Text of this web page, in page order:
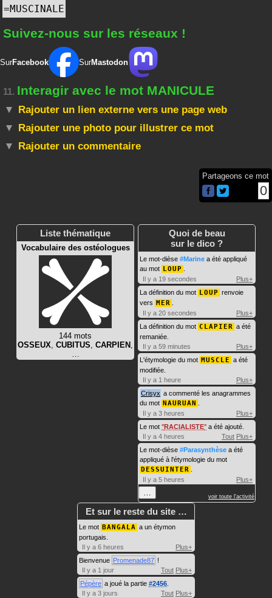
=MUSCINALE
Suivez-nous sur les réseaux !
SurFacebook SurMastodon
11. Interagir avec le mot MANICULE
Rajouter un lien externe vers une page web
Rajouter une photo pour illustrer ce mot
Rajouter un commentaire
Partageons ce mot
0
Liste thématique
Vocabulaire des ostéologues
144 mots
OSSEUX, CUBITUS, CARPIEN ,
…
Quoi de beau
sur le dico ?
Le mot-dièse #Marine a été appliqué
au mot LOUP
Il y a 19 secondes
Plus+
La définition du mot LOUP renvoie
vers MER
Il y a 20 secondes
Plus+
La définition du mot CLAPIER a été
remaniée.
Il y a 59 minutes
Plus+
L'étymologie du mot MUSCLE a été
modifiée.
Il y a 1 heure
Plus+
Crisyx a commenté les anagrammes
du mot NAURUAN
Il y a 3 heures
Plus+
Le mot RACIALISTE a été ajouté.
Il y a 4 heures
Tout Plus+
Le mot-dièse #Parasynthèse a été
appliqué à l'étymologie du mot
DESSUINTER
Il y a 5 heures
Plus+
… voir toute l'activité
Et sur le reste du site …
Le mot BANGALA a un étymon
portugais.
Il y a 6 heures
Plus+
Bienvenue Promenade87 !
Il y a 1 jour
Tout Plus+
Pépère a joué la partie #2456
Il y a 3 jours
Tout Plus+